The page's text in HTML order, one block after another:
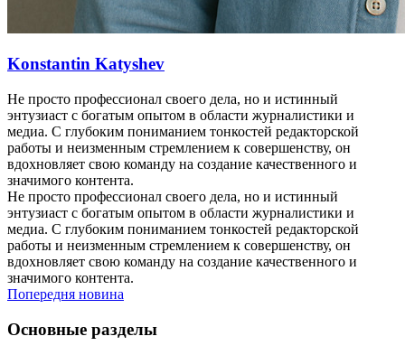
Konstantin Katyshev
Не просто профессионал своего дела, но и истинный
энтузиаст с богатым опытом в области журналистики и
медиа. С глубоким пониманием тонкостей редакторской
работы и неизменным стремлением к совершенству, он
вдохновляет свою команду на создание качественного и
значимого контента.
Не просто профессионал своего дела, но и истинный
энтузиаст с богатым опытом в области журналистики и
медиа. С глубоким пониманием тонкостей редакторской
работы и неизменным стремлением к совершенству, он
вдохновляет свою команду на создание качественного и
значимого контента.
Попередня новина
Основные разделы